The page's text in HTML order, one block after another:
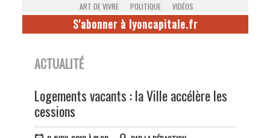
ART DE VIVRE
POLITIQUE VIDÉOS
S'abonner à lyoncapitale.fr
ACTUALITÉ
Logements vacants : la Ville accélère les
cessions